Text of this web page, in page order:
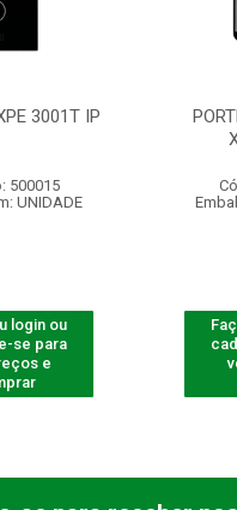
3001T IP
500015
UNIDADE
login ou
se para
e